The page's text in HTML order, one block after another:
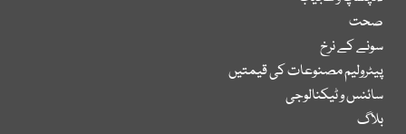
صحت
سونے کے نرخ
پیٹرولیم مصنوعات کی قیمتیں
سائنس و ٹیکنالوجی
بلاگ